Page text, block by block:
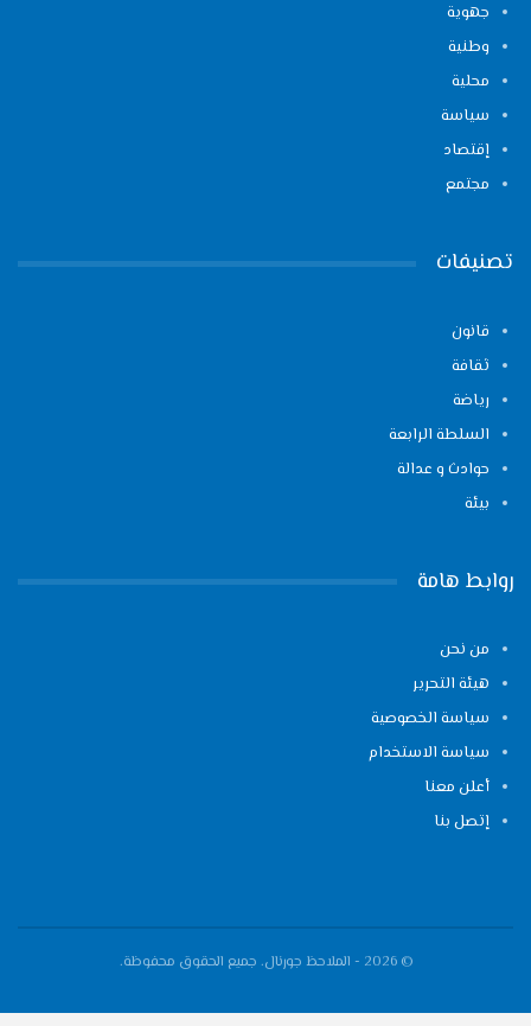
جهوية
وطنية
محلية
سياسة
إقتصاد
مجتمع
تصنيفات
قانون
ثقافة
رياضة
السلطة الرابعة
حوادث و عدالة
بيئة
روابط هامة
من نحن
هيئة التحرير
سياسة الخصوصية
سياسة الاستخدام
أعلن معنا
إتصل بنا
© 2026 - الملاحظ جورنال. جميع الحقوق محفوظة.